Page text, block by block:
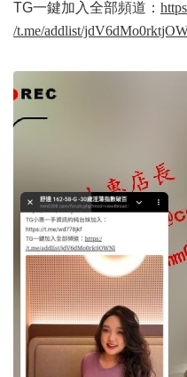
TG一鍵加入全部頻道：
/t.me/addlist/